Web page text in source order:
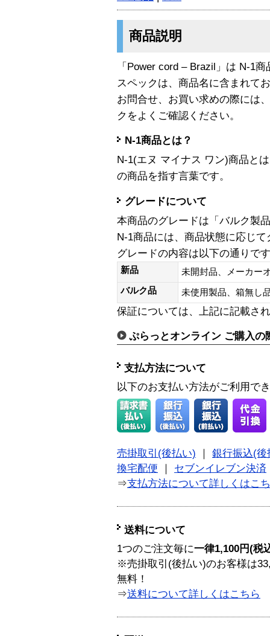
商品説明
「Power cord – Brazil」は N-1商
スペックは、商品名に含まれて
お問合せ、お買い求めの際には
クをよくご確認ください。
N-1商品とは？
N-1(エヌ マイナス ワン)商品と
の商品を指す言葉です。
グレードについて
本商品のグレードは「バルク製
N-1商品には、商品状態に応じ
グレードの内容は以下の通りで
新品
未開封品、メーカー
バルク品
未使用製品、箱無
保証については、上記に記載さ
ぷらっとオンライン ご購入の
支払方法について
以下のお支払い方法がご利用で
売掛取引(後払い)
銀行振込(後
換宅配便
セブンイレブン決済
⇒支払方法について詳しくはこ
送料について
1つのご注文毎に一律1,100円(税
※売掛取引(後払い)のお客様は
無料！
⇒送料について詳しくはこちら